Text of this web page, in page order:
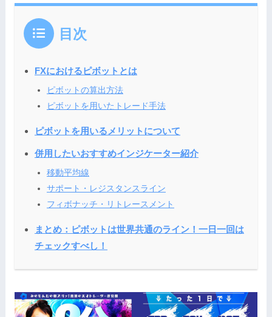
目次
FXにおけるピボットとは
ピボットの算出方法
ピボットを用いたトレード手法
ピボットを用いるメリットについて
併用したいおすすめインジケーター紹介
移動平均線
サポート・レジスタンスライン
フィボナッチ・リトレースメント
まとめ：ピボットは世界共通のライン！一日一回は
チェックすべし！